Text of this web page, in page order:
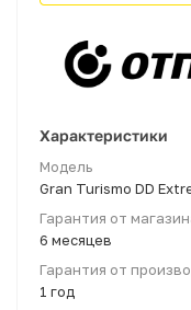
Характеристики
Модель
Gran Turismo DD
Гарантия от
6 месяцев
Гарантия от
1 год